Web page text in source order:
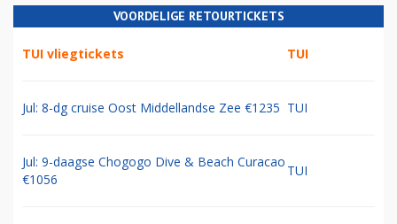
VOORDELIGE RETOURTICKETS
TUI vliegtickets TUI
Jul: 8-dg cruise Oost Middellandse Zee €1235 TUI
Jul: 9-daagse Chogogo Dive & Beach Curacao
€1056
TUI